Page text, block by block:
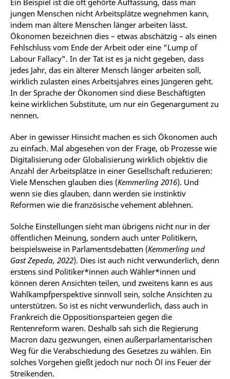
jungen Menschen nicht Arbeitsplätze wegnehmen kann,
indem man ältere Menschen länger arbeiten lässt.
Ökonomen bezeichnen dies – etwas abschätzig – als einen
Fehlschluss vom Ende der Arbeit oder eine "Lump of
Labour Fallacy". In der Tat ist es ja nicht gegeben, dass
jedes Jahr, das ein älterer Mensch länger arbeiten soll,
wirklich zulasten eines Arbeitsjahres eines Jüngeren geht.
In der Sprache der Ökonomen sind diese Beschäftigten
keine wirklichen Substitute, um nur ein Gegenargument zu
nennen.
Aber in gewisser Hinsicht machen es sich Ökonomen auch
zu einfach. Mal abgesehen von der Frage, ob Prozesse wie
Digitalisierung oder Globalisierung wirklich objektiv die
Anzahl der Arbeitsplätze in einer Gesellschaft reduzieren:
Viele Menschen glauben dies (Kemmerling 2016). Und
wenn sie dies glauben, dann werden sie instinktiv
Reformen wie die französische vehement ablehnen.
Solche Einstellungen sieht man übrigens nicht nur in der
öffentlichen Meinung, sondern auch unter Politikern,
beispielsweise in Parlamentsdebatten (Kemmerling und
Gast Zepeda, 2022). Dies ist auch nicht verwunderlich, denn
erstens sind Politiker*innen auch Wähler*innen und
können deren Ansichten teilen, und zweitens kann es aus
Wahlkampfperspektive sinnvoll sein, solche Ansichten zu
unterstützen. So ist es nicht verwunderlich, dass auch in
Frankreich die Oppositionsparteien gegen die
Rentenreform waren. Deshalb sah sich die Regierung
Macron dazu gezwungen, einen außerparlamentarischen
Weg für die Verabschiedung des Gesetzes zu wählen. Ein
solches Vorgehen gießt jedoch nur noch Öl ins Feuer der
Streikenden.